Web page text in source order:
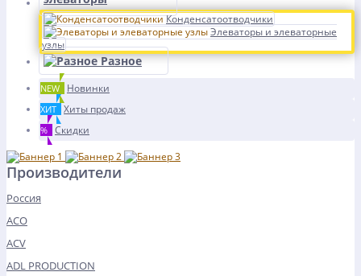
Конденсатоотводчики
Элеваторы и элеваторные
узлы
Разное
NEW Новинки
ХИТ Хиты продаж
% Скидки
Производители
Россия
ACO
ACV
ADL PRODUCTION